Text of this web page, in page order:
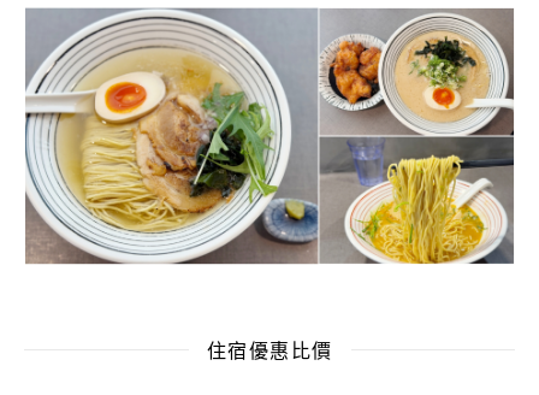
住宿優惠比價